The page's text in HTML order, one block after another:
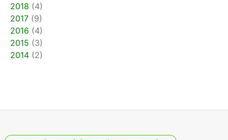
2018 (4)
2017(9)
2016 (4)
2015 (3)
2014(2)